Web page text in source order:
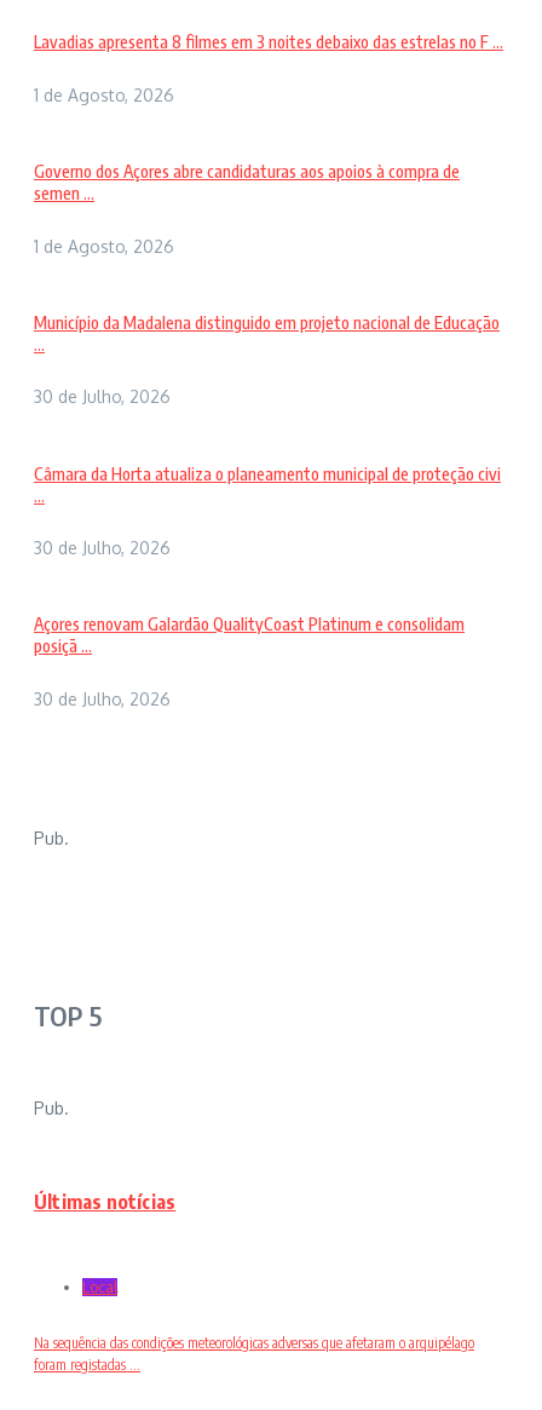
Lavadias apresenta 8 filmes em 3 noites debaixo das estrelas no F ...
1 de Agosto, 2026
Governo dos Açores abre candidaturas aos apoios à compra de
semen ...
1 de Agosto, 2026
Município da Madalena distinguido em projeto nacional de Educação
...
30 de Julho, 2026
Câmara da Horta atualiza o planeamento municipal de proteção civi
...
30 de Julho, 2026
Açores renovam Galardão QualityCoast Platinum e consolidam
posiçã ...
30 de Julho, 2026
Pub.
TOP 5
Pub.
Últimas notícias
Local
Na sequência das condições meteorológicas adversas que afetaram o arquipélago
foram registadas ...